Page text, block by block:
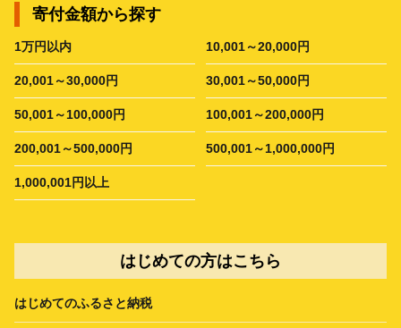
寄付金額から探す
1万円以内 10,001～20,000円
20,001～30,000円 30,001～50,000円
50,001～100,000円 100,001～200,000円
200,001～500,000円 500,001～1,000,000円
1,000,001円以上
はじめての方はこちら
はじめてのふるさと納税